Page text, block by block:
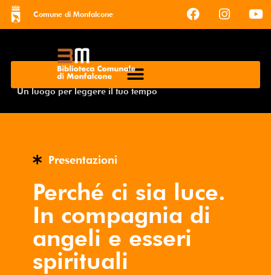
Comune di Monfalcone
Un luogo per leggere il tuo tempo
Presentazioni
Perché ci sia luce.
In compagnia di
angeli e esseri
spirituali